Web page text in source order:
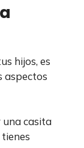
hijos, es
aspectos
una casita